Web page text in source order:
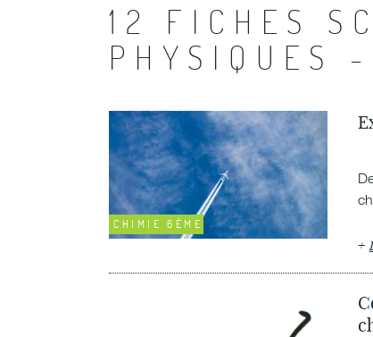
12 FICHES
PHYSIQUES
CHIMIE 6ÈME